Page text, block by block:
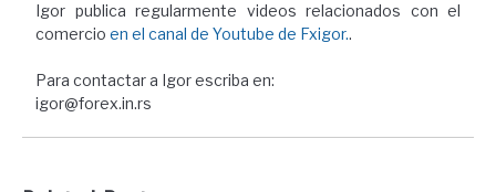
Igor publica regularmente videos relacionados con el
comercio en el canal de Youtube de Fxigor..
Para contactar a Igor escriba en:
igor@forex.in.rs